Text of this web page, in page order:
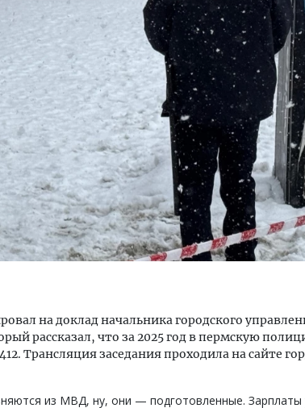
на доклад начальника городского
рассказал, что за 2025 год в пермскую
Трансляция заседания проходила на сайте
из МВД, ну, они — подготовленные. Зарплаты
Смелость архитектурных идей.
Генеральный директор компании
ЗИАС — об эстетике городов,
трендах в фасадах и развитии рынка
СТРОИТЕЛЬСТВО